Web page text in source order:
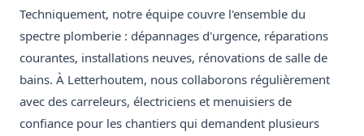
Techniquement, notre équipe couvre l'ensemble du
spectre plomberie : dépannages d'urgence, réparations
courantes, installations neuves, rénovations de salle de
bains. À Letterhoutem, nous collaborons régulièrement
avec des carreleurs, électriciens et menuisiers de
confiance pour les chantiers qui demandent plusieurs